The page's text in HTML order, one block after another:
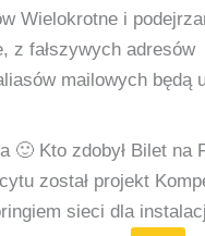
Wielokrotne i
z fałszywych adresów
mailowych będą
🙂 Kto zdobył Bilet na
został projekt
sieci dla